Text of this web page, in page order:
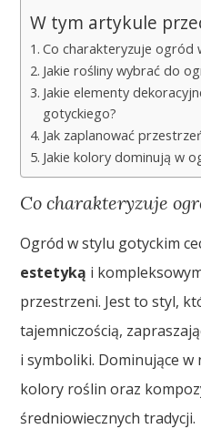
W tym artykule
Co charakteryzuje ogród
Jakie rośliny wybrać do
Jakie elementy
gotyckiego?
Jak zaplanować
Jakie kolory dominują w
Co charakteryzuje
Ogród w stylu gotyckim
estetyką i
przestrzeni. Jest to styl,
tajemniczością,
i symboliki. Dominujące
kolory roślin oraz
średniowiecznych tradycji.